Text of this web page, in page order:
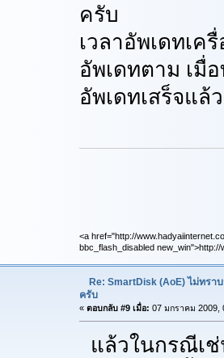
ครับ
เวลาอัพเดทเค
อัพเดทตาม เมื่
อัพเดทเสร็จแล้ว
<a href="http://
bbc_flash_disabled
Re: SmartDisk (AoE) ไม่ทร
ครับ
« ตอบกลับ #9 เมื่อ: 07 มกราคม 2009,
แล้วในกรณีเช่